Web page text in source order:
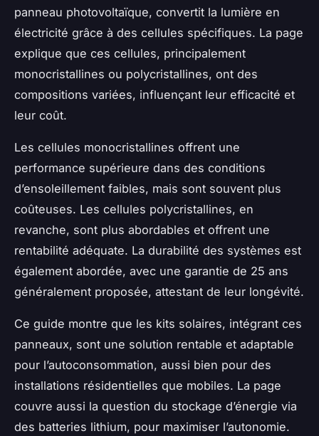
panneau photovoltaïque, convertit la lumière en
électricité grâce à des cellules spécifiques. La page
explique que ces cellules, principalement
monocristallines ou polycristallines, ont des
compositions variées, influençant leur efficacité et
leur coût.
Les cellules monocristallines offrent une
performance supérieure dans des conditions
d’ensoleillement faibles, mais sont souvent plus
coûteuses. Les cellules polycristallines, en
revanche, sont plus abordables et offrent une
rentabilité adéquate. La durabilité des systèmes est
également abordée, avec une garantie de 25 ans
généralement proposée, attestant de leur longévité.
Ce guide montre que les kits solaires, intégrant ces
panneaux, sont une solution rentable et adaptable
pour l’autoconsommation, aussi bien pour des
installations résidentielles que mobiles. La page
couvre aussi la question du stockage d’énergie via
des batteries lithium, pour maximiser l’autonomie.